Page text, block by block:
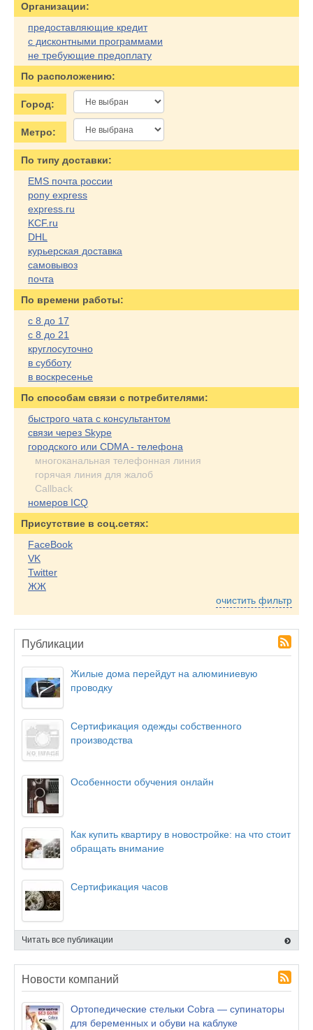
Организации:
предоставляющие кредит
с дисконтными программами
не требующие предоплату
По расположению:
Город:
Метро:
По типу доставки:
EMS почта россии
pony express
express.ru
KCF.ru
DHL
курьерская доставка
самовывоз
почта
По времени работы:
с 8 до 17
с 8 до 21
круглосуточно
в субботу
в воскресенье
По cпособам связи с потребителями:
быстрого чата с консультантом
связи через Skype
городского или CDMA - телефона
многоканальная телефонная линия
горячая линия для жалоб
Callback
номеров ICQ
Присутствие в соц.сетях:
FaceBook
VK
Twitter
ЖЖ
очистить фильтр
Публикации
Жилые дома перейдут на алюминиевую
проводку
Сертификация одежды собственного
производства
Особенности обучения онлайн
Как купить квартиру в новостройке: на что стоит
обращать внимание
Сертификация часов
Читать все публикации
Новости компаний
Ортопедические стельки Cobra — супинаторы
для беременных и обуви на каблуке